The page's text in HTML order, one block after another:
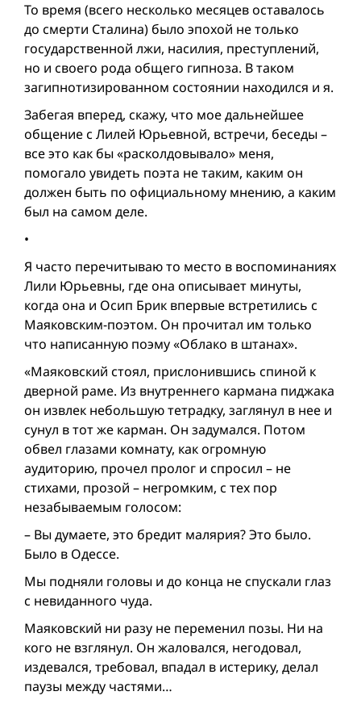
То время (всего несколько месяцев оставалось
до смерти Сталина) было эпохой не только
государственной лжи, насилия, преступлений,
но и своего рода общего гипноза. В таком
загипнотизированном состоянии находился и я.
Забегая вперед, скажу, что мое дальнейшее
общение с Лилей Юрьевной, встречи, беседы –
все это как бы «расколдовывало» меня,
помогало увидеть поэта не таким, каким он
должен быть по официальному мнению, а каким
был на самом деле.
•
Я часто перечитываю то место в воспоминаниях
Лили Юрьевны, где она описывает минуты,
когда она и Осип Брик впервые встретились с
Маяковским-поэтом. Он прочитал им только
что написанную поэму «Облако в штанах».
«Маяковский стоял, прислонившись спиной к
дверной раме. Из внутреннего кармана пиджака
он извлек небольшую тетрадку, заглянул в нее и
сунул в тот же карман. Он задумался. Потом
обвел глазами комнату, как огромную
аудиторию, прочел пролог и спросил – не
стихами, прозой – негромким, с тех пор
незабываемым голосом:
– Вы думаете, это бредит малярия? Это было.
Было в Одессе.
Мы подняли головы и до конца не спускали глаз
с невиданного чуда.
Маяковский ни разу не переменил позы. Ни на
кого не взглянул. Он жаловался, негодовал,
издевался, требовал, впадал в истерику, делал
паузы между частями…